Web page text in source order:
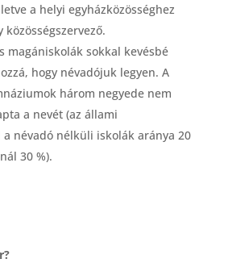
a helyi egyházközösséghez
közösségszervező.
magániskolák sokkal kevésbé
hogy névadójuk legyen. A
három negyede nem
a nevét (az állami
névadó nélküli iskolák aránya 20
30 %).